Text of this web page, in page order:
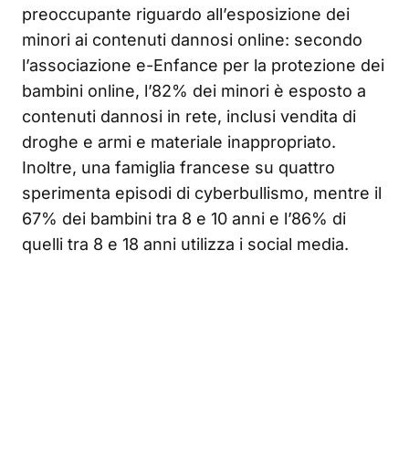
preoccupante riguardo all’esposizione dei
minori ai contenuti dannosi online: secondo
l’associazione e-Enfance per la protezione dei
bambini online, l’82% dei minori è esposto a
contenuti dannosi in rete, inclusi vendita di
droghe e armi e materiale inappropriato.
Inoltre, una famiglia francese su quattro
sperimenta episodi di cyberbullismo, mentre il
67% dei bambini tra 8 e 10 anni e l’86% di
quelli tra 8 e 18 anni utilizza i social media.